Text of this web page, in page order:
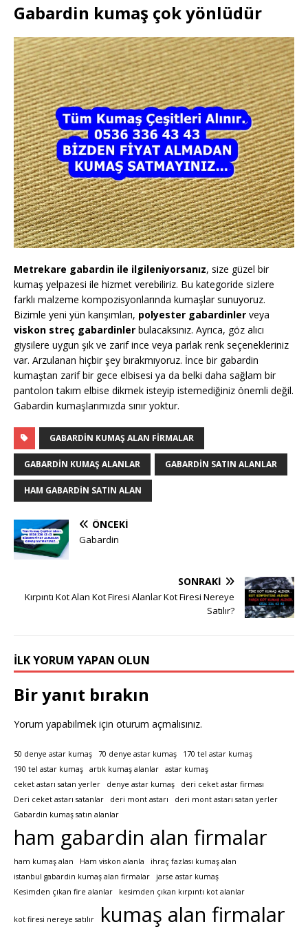
Gabardin kumaş çok yönlüdür
Metrekare gabardin ile ilgileniyorsanız, size güzel bir
kumaş yelpazesi ile hizmet verebiliriz. Bu kategoride sizlere
farklı malzeme kompozisyonlarında kumaşlar sunuyoruz.
Bizimle yeni yün karışımları, polyester gabardinler veya
viskon streç gabardinler bulacaksınız. Ayrıca, göz alıcı
giysilere uygun şık ve zarif ince veya parlak renk seçenekleriniz
var. Arzulanan hiçbir şey bırakmıyoruz. İnce bir gabardin
kumaştan zarif bir gece elbisesi ya da belki daha sağlam bir
pantolon takım elbise dikmek isteyip istemediğiniz önemli değil.
Gabardin kumaşlarımızda sınır yoktur.
GABARDIN KUMAŞ ALAN FIRMALAR
GABARDIN KUMAŞ ALANLAR GABARDIN SATIN ALANLAR
HAM GABARDIN SATIN ALAN
ÖNCEKI
Gabardin
SONRAKI
Kırpıntı Kot Alan Kot Firesi Alanlar Kot Firesi Nereye
Satılır?
İLK YORUM YAPAN OLUN
Bir yanıt bırakın
Yorum yapabilmek için oturum açmalısınız.
50 denye astar kumaş 70 denye astar kumaş
170 tel astar kumaş
190 tel astar kumaş
artık kumaş alanlar
astar kumaş
ceket astarı satan yerler
denye astar kumaş
deri ceket astar firması
Deri ceket astarı satanlar
deri mont astarı
deri mont astarı satan yerler
Gabardin kumaş satın alanlar
ham gabardin alan firmalar
ham kumaş alan Ham viskon alanla
ihraç fazlası kumaş alan
istanbul gabardin kumaş alan firmalar
jarse astar kumaş
Kesimden çıkan fire alanlar
kesimden çıkan kırpıntı kot alanlar
kot firesi nereye satılır kumaş alan firmalar